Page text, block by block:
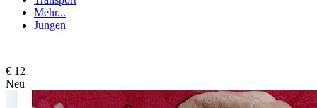
Mehr...
Jungen
€ 12
Neu